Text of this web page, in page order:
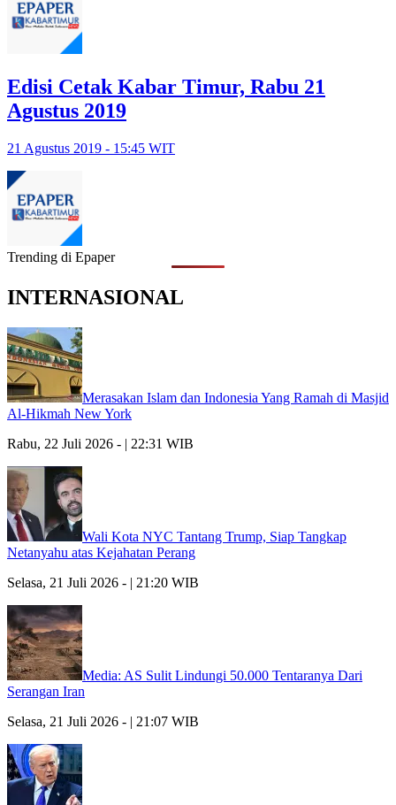
Edisi Cetak Kabar Timur, Rabu 21
Agustus 2019
21 Agustus 2019 - 15:45 WIT
Trending di Epaper
INTERNASIONAL
Merasakan Islam dan Indonesia Yang Ramah di Masjid
Al-Hikmah New York
Rabu, 22 Juli 2026 - | 22:31 WIB
Wali Kota NYC Tantang Trump, Siap Tangkap
Netanyahu atas Kejahatan Perang
Selasa, 21 Juli 2026 - | 21:20 WIB
Media: AS Sulit Lindungi 50.000 Tentaranya Dari
Serangan Iran
Selasa, 21 Juli 2026 - | 21:07 WIB